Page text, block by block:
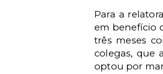
Para a
em benefício
três meses
colegas, que
optou por